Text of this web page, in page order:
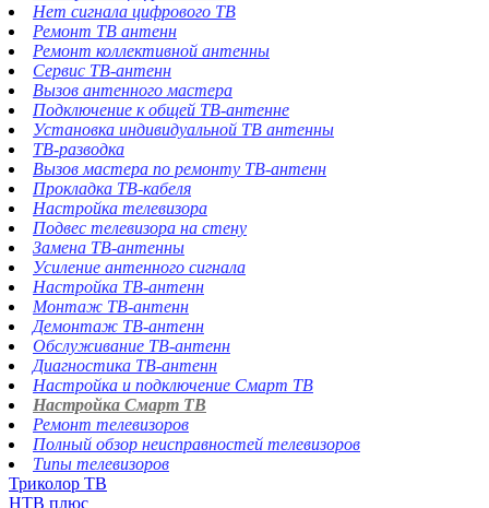
Нет сигнала цифрового ТВ
Ремонт ТВ антенн
Ремонт коллективной антенны
Сервис ТВ-антенн
Вызов антенного мастера
Подключение к общей ТВ-антенне
Установка индивидуальной ТВ антенны
ТВ-разводка
Вызов мастера по ремонту ТВ-антенн
Прокладка ТВ-кабеля
Настройка телевизора
Подвес телевизора на стену
Замена ТВ-антенны
Усиление антенного сигнала
Настройка ТВ-антенн
Монтаж ТВ-антенн
Демонтаж ТВ-антенн
Обслуживание ТВ-антенн
Диагностика ТВ-антенн
Настройка и подключение Смарт ТВ
Настройка Смарт ТВ
Ремонт телевизоров
Полный обзор неисправностей телевизоров
Типы телевизоров
Триколор ТВ
НТВ плюс